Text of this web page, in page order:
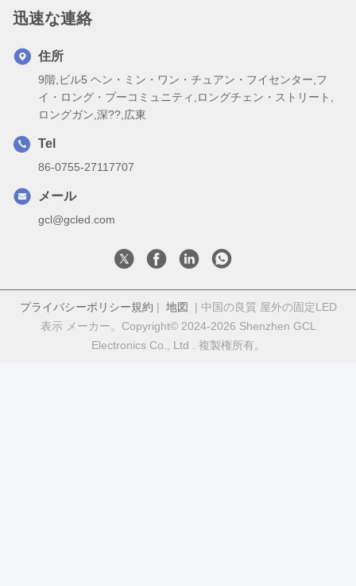
迅速な連絡
住所
9階,ビル5 ヘン・ミン・ワン・チュアン・フイセンター,フ
イ・ロング・プーコミュニティ,ロングチェン・ストリート,
ロングガン,深??,広東
Tel
86-0755-27117707
メール
gcl@gcled.com
プライバシーポリシー規約 | 地図 | 中国の良質 屋外の固定LED
表示 メーカー。Copyright© 2024-2026 Shenzhen GCL
Electronics Co., Ltd . 複製権所有。